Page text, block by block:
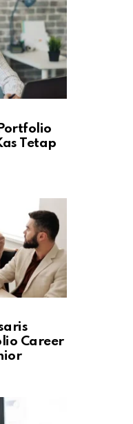
Tetap
Career